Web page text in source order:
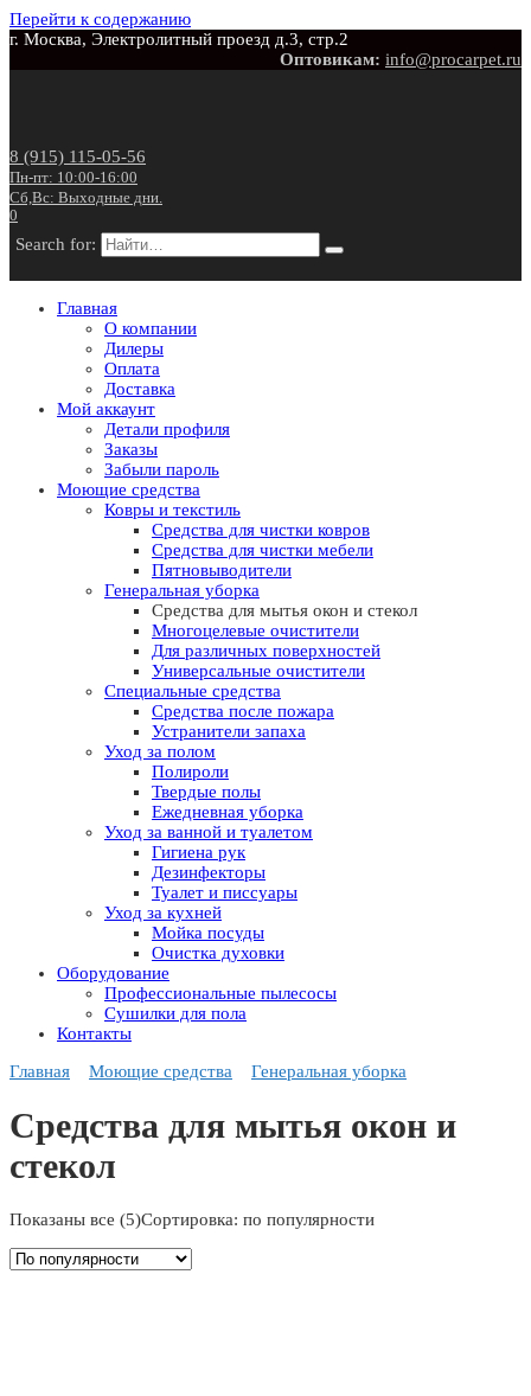
Перейти к содержанию
г. Москва, Электролитный проезд д.3, стр.2
Оптовикам: info@procarpet.ru
8 (915) 115-05-56
Пн-пт: 10:00-16:00
Сб,Вс: Выходные дни.
0
Search for:
Главная
О компании
Дилеры
Оплата
Доставка
Мой аккаунт
Детали профиля
Заказы
Забыли пароль
Моющие средства
Ковры и текстиль
Средства для чистки ковров
Средства для чистки мебели
Пятновыводители
Генеральная уборка
Средства для мытья окон и стекол
Многоцелевые очистители
Для различных поверхностей
Универсальные очистители
Специальные средства
Средства после пожара
Устранители запаха
Уход за полом
Полироли
Твердые полы
Ежедневная уборка
Уход за ванной и туалетом
Гигиена рук
Дезинфекторы
Туалет и писсуары
Уход за кухней
Мойка посуды
Очистка духовки
Оборудование
Профессиональные пылесосы
Сушилки для пола
Контакты
Главная
Моющие средства Генеральная уборка
Средства для мытья окон и
стекол
Показаны все (5)Сортировка: по популярности